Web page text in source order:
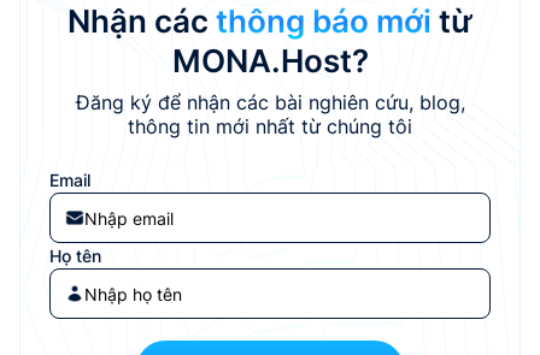
Nhận các thông báo mới từ
MONA.Host?
Đăng ký để nhận các bài nghiên cứu, blog,
thông tin mới nhất từ chúng tôi
Email
Họ tên